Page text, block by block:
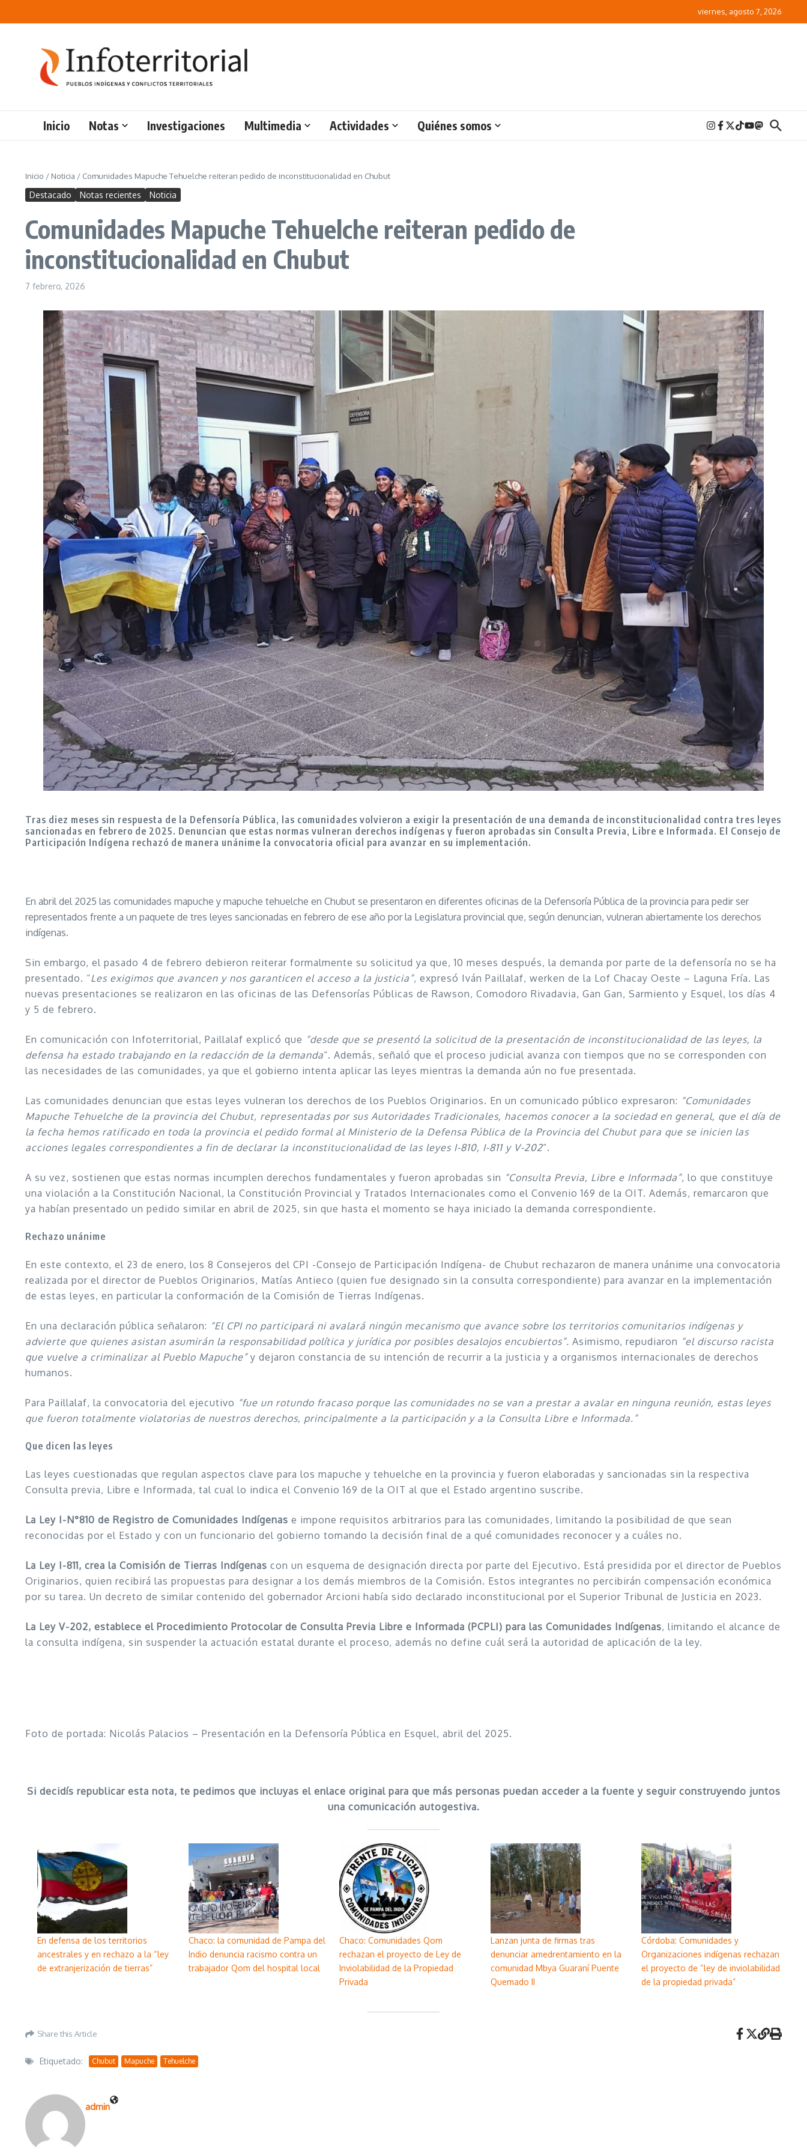
viernes, agosto 7, 2026
Inicio Notas Investigaciones Multimedia Actividades Quiénes somos
Inicio / Noticia / Comunidades Mapuche Tehuelche reiteran pedido de inconstitucionalidad en Chubut
Destacado Notas recientes Noticia
Comunidades Mapuche Tehuelche reiteran pedido de
inconstitucionalidad en Chubut
7 febrero, 2026
Tras diez meses sin respuesta de la Defensoría Pública, las comunidades volvieron a exigir la presentación de una demanda de inconstitucionalidad contra tres leyes
sancionadas en febrero de 2025. Denuncian que estas normas vulneran derechos indígenas y fueron aprobadas sin Consulta Previa, Libre e Informada. El Consejo de
Participación Indígena rechazó de manera unánime la convocatoria oficial para avanzar en su implementación.
En abril del 2025 las comunidades mapuche y mapuche tehuelche en Chubut se presentaron en diferentes oficinas de la Defensoría Pública de la provincia para pedir ser
representados frente a un paquete de tres leyes sancionadas en febrero de ese año por la Legislatura provincial que, según denuncian, vulneran abiertamente los derechos
indígenas.
Sin embargo, el pasado 4 de febrero debieron reiterar formalmente su solicitud ya que, 10 meses después, la demanda por parte de la defensoría no se ha
presentado. “Les exigimos que avancen y nos garanticen el acceso a la justicia”, expresó Iván Paillalaf, werken de la Lof Chacay Oeste – Laguna Fría. Las
nuevas presentaciones se realizaron en las oficinas de las Defensorías Públicas de Rawson, Comodoro Rivadavia, Gan Gan, Sarmiento y Esquel, los días 4
y 5 de febrero.
En comunicación con Infoterritorial, Paillalaf explicó que “desde que se presentó la solicitud de la presentación de inconstitucionalidad de las leyes, la
defensa ha estado trabajando en la redacción de la demanda“. Además, señaló que el proceso judicial avanza con tiempos que no se corresponden con
las necesidades de las comunidades, ya que el gobierno intenta aplicar las leyes mientras la demanda aún no fue presentada.
Las comunidades denuncian que estas leyes vulneran los derechos de los Pueblos Originarios. En un comunicado público expresaron: “Comunidades
Mapuche Tehuelche de la provincia del Chubut, representadas por sus Autoridades Tradicionales, hacemos conocer a la sociedad en general, que el día de
la fecha hemos ratificado en toda la provincia el pedido formal al Ministerio de la Defensa Pública de la Provincia del Chubut para que se inicien las
acciones legales correspondientes a fin de declarar la inconstitucionalidad de las leyes I-810, I-811 y V-202“.
A su vez, sostienen que estas normas incumplen derechos fundamentales y fueron aprobadas sin “Consulta Previa, Libre e Informada”, lo que constituye
una violación a la Constitución Nacional, la Constitución Provincial y Tratados Internacionales como el Convenio 169 de la OIT. Además, remarcaron que
ya habían presentado un pedido similar en abril de 2025, sin que hasta el momento se haya iniciado la demanda correspondiente.
Rechazo unánime
En este contexto, el 23 de enero, los 8 Consejeros del CPI -Consejo de Participación Indígena- de Chubut rechazaron de manera unánime una convocatoria
realizada por el director de Pueblos Originarios, Matías Antieco (quien fue designado sin la consulta correspondiente) para avanzar en la implementación
de estas leyes, en particular la conformación de la Comisión de Tierras Indígenas.
En una declaración pública señalaron: “El CPI no participará ni avalará ningún mecanismo que avance sobre los territorios comunitarios indígenas y
advierte que quienes asistan asumirán la responsabilidad política y jurídica por posibles desalojos encubiertos”. Asimismo, repudiaron “el discurso racista
que vuelve a criminalizar al Pueblo Mapuche”y dejaron constancia de su intención de recurrir a la justicia y a organismos internacionales de derechos
humanos.
Para Paillalaf, la convocatoria del ejecutivo “fue un rotundo fracaso porque las comunidades no se van a prestar a avalar en ninguna reunión, estas leyes
que fueron totalmente violatorias de nuestros derechos, principalmente a la participación y a la Consulta Libre e Informada.”
Que dicen las leyes
Las leyes cuestionadas que regulan aspectos clave para los mapuche y tehuelche en la provincia y fueron elaboradas y sancionadas sin la respectiva
Consulta previa, Libre e Informada, tal cual lo indica el Convenio 169 de la OIT al que el Estado argentino suscribe.
La Ley I-N°810 de Registro de Comunidades Indígenas e impone requisitos arbitrarios para las comunidades, limitando la posibilidad de que sean
reconocidas por el Estado y con un funcionario del gobierno tomando la decisión final de a qué comunidades reconocer y a cuáles no.
La Ley I-811, crea la Comisión de Tierras Indígenas con un esquema de designación directa por parte del Ejecutivo. Está presidida por el director de Pueblos
Originarios, quien recibirá las propuestas para designar a los demás miembros de la Comisión. Estos integrantes no percibirán compensación económica
por su tarea. Un decreto de similar contenido del gobernador Arcioni había sido declarado inconstitucional por el Superior Tribunal de Justicia en 2023.
La Ley V-202, establece el Procedimiento Protocolar de Consulta Previa Libre e Informada (PCPLI) para las Comunidades Indígenas, limitando el alcance de
la consulta indígena, sin suspender la actuación estatal durante el proceso, además no define cuál será la autoridad de aplicación de la ley.
Foto de portada: Nicolás Palacios – Presentación en la Defensoría Pública en Esquel, abril del 2025.
Si decidís republicar esta nota, te pedimos que incluyas el enlace original para que más personas puedan acceder a la fuente y seguir construyendo juntos
una comunicación autogestiva.
En defensa de los territorios
ancestrales y en rechazo a la “ley
de extranjerización de tierras”
Chaco: la comunidad de Pampa del
Indio denuncia racismo contra un
trabajador Qom del hospital local
Chaco: Comunidades Qom
rechazan el proyecto de Ley de
Inviolabilidad de la Propiedad
Privada
Lanzan junta de firmas tras
denunciar amedrentamiento en la
comunidad Mbya Guaraní Puente
Quemado II
Córdoba: Comunidades y
Organizaciones indígenas rechazan
el proyecto de “ley de inviolabilidad
de la propiedad privada”
Share this Article
Etiquetado: Chubut Mapuche Tehuelche
admin